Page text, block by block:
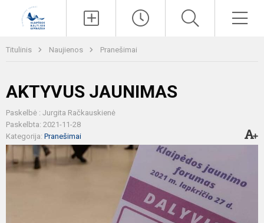
Titulinis Naujienos Pranešimai
AKTYVUS JAUNIMAS
Paskelbė : Jurgita Račkauskienė
Paskelbta: 2021-11-28
Kategorija: Pranešimai